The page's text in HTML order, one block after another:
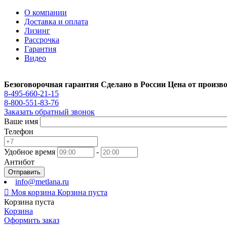
О компании
Доставка и оплата
Лизинг
Рассрочка
Гарантия
Видео
Безоговорочная гарантия Сделано в России Цена от
8-495-660-21-15
8-800-551-83-76
Заказать обратный звонок
Ваше имя
Телефон
Удобное время
-
Антибот
Отправить
info@metlana.ru
 Моя корзина Корзина пуста
Корзина пуста
Корзина
Оформить заказ